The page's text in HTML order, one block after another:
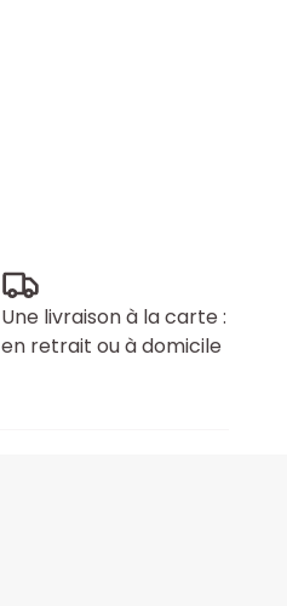
Une livraison à la carte :
en retrait ou à domicile